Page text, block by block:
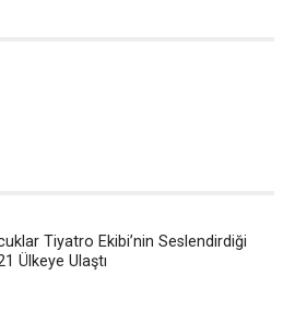
Tiyatro Ekibi’nin Seslendirdiği
Ülkeye Ulaştı